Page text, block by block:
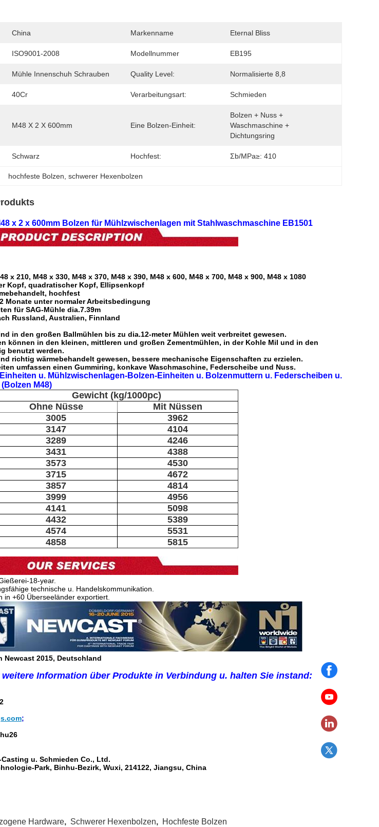
China Markenname Eternal Bliss
ISO9001-2008 Modellnummer EB195
Mühle Innenschuh Schrauben Quality Level: Normalisierte 8,8
40Cr Verarbeitungsart: Schmieden
M48 X 2 X 600mm Eine Bolzen-Einheit:
Bolzen + Nuss +
Waschmaschine +
Dichtungsring
Schwarz Hochfest: Σb/MPa≥: 410
hochfeste Bolzen , schwerer Hexenbolzen
x 2 x 600mm Bolzen für Mühlzwischenlagen mit Stahlwaschmaschine EB1501
x 210, M48 x 330, M48 x 370, M48 x 390, M48 x 600, M48 x 700, M48 x 900, M48 x 1080
Kopf, quadratischer Kopf, Ellipsenkopf
hochfest
Monate unter normaler Arbeitsbedingung
für SAG-Mühle dia.7.39m
Russland, Australien, Finnland
in den großen Ballmühlen bis zu dia.12-meter Mühlen weit verbreitet gewesen.
können in den kleinen, mittleren und großen Zementmühlen, in der Kohle Mil und in den
benutzt werden.
richtig wärmebehandelt gewesen, bessere mechanische Eigenschaften zu erzielen.
umfassen einen Gummiring, konkave Waschmaschine, Federscheibe und Nuss.
u. Mühlzwischenlagen-Bolzen-Einheiten u. Bolzenmuttern u. Federscheiben u.
M48)
Gewicht (kg/1000pc)
Ohne Nüsse
Mit Nüssen
3005
3962
3147
4104
3289
4246
3431
4388
3573
4530
3715
4672
3857
4814
3999
4956
4141
5098
4432
5389
4574
5531
4858 5815
18-year.
technische u. Handelskommunikation.
in +60 Überseeländer exportiert.
Newcast 2015, Deutschland
Information über Produkte in Verbindung u. halten Sie instand:
;
u. Schmieden Co., Ltd.
Park, Binhu-Bezirk, Wuxi, 214122, Jiangsu, China
Hardware, Schwerer Hexenbolzen, Hochfeste Bolzen